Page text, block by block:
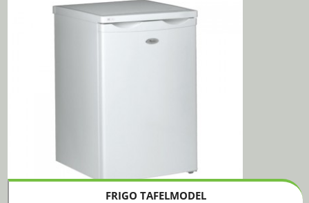
FRIGO TAFELMODEL